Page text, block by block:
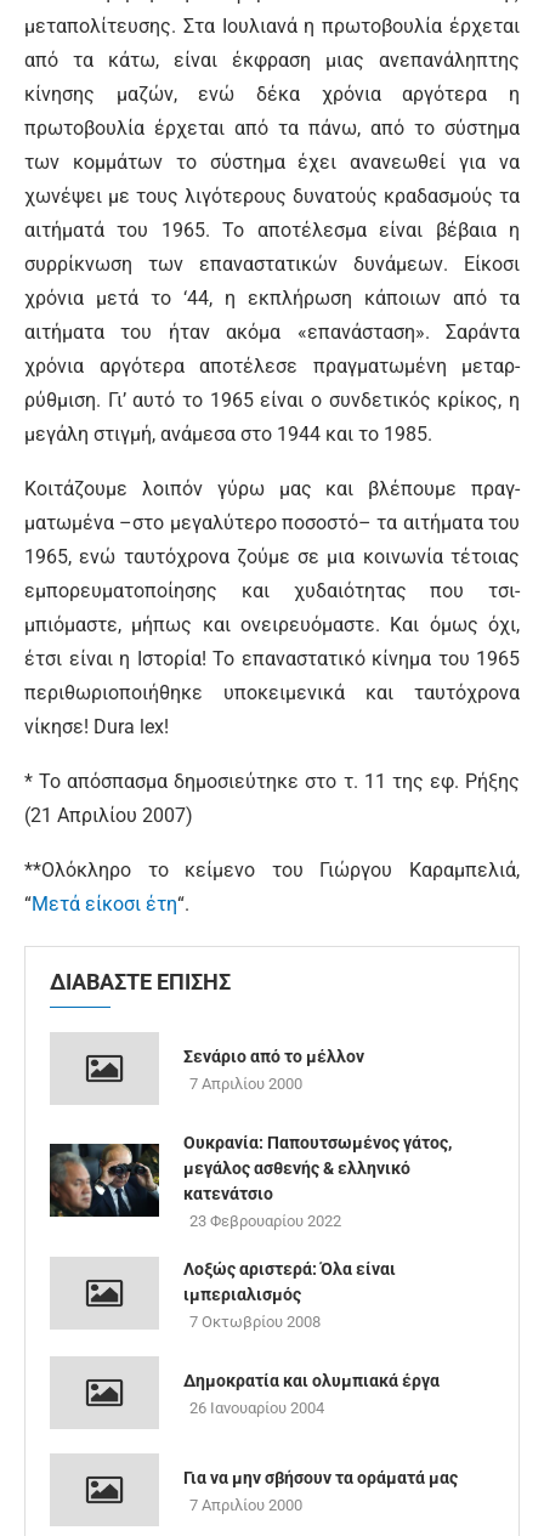
μεταπολίτευσης. Στα Ιουλιανά η πρωτοβουλία έρχεται
από τα κάτω, είναι έκφραση μιας ανεπανάληπτης
κίνησης μαζών, ενώ δέκα χρόνια αργότερα η
πρωτοβουλία έρχεται από τα πάνω, από το σύστημα
των κομμάτων το σύστημα έχει ανανεωθεί για να
χωνέψει με τους λιγότερους δυνατούς κραδασμούς τα
αιτήματά του 1965. Το αποτέλεσμα είναι βέβαια η
συρρίκνωση των επαναστατικών δυνάμεων. Είκοσι
χρόνια μετά το ‘44, η εκπλήρωση κάποιων από τα
αιτήματα του ήταν ακόμα «επανάσταση». Σαράντα
χρόνια αργότερα αποτέλεσε πραγματωμένη μεταρ­
ρύθμιση. Γι’ αυτό το 1965 είναι ο συνδετικός κρίκος, η
μεγάλη στιγμή, ανάμεσα στο 1944 και το 1985.
Κοιτάζουμε λοιπόν γύρω μας και βλέπουμε πραγ­
ματωμένα –στο μεγαλύτερο ποσοστό– τα αιτήματα του
1965, ενώ ταυτόχρονα ζούμε σε μια κοινωνία τέ­τοιας
εμπορευματοποίησης και χυδαιότητας που τσι­
μπιόμαστε, μήπως και ονειρευόμαστε. Και όμως όχι,
έτσι είναι η Ιστορία! Το επαναστατικό κίνημα του 1965
περιθωριοποιήθηκε υποκειμενικά και ταυτό­χρονα
νίκησε! Dura lex!
* Το απόσπασμα δημοσιεύτηκε στο τ. 11 της εφ. Ρήξης
(21 Απριλίου 2007)
**Ολόκληρο το κείμενο του Γιώργου Καραμπελιά,
“Μετά είκοσι έτη“.
ΔΙΑΒΑΣΤΕ ΕΠΙΣΗΣ
Σενάριο από το μέλλον
7 Απριλίου 2000
Ουκρανία: Παπουτσωμένος γάτος,
μεγάλος ασθενής & ελληνικό
κατενάτσιο
23 Φεβρουαρίου 2022
Λοξώς αριστερά: Όλα είναι
ιμπεριαλισμός
7 Οκτωβρίου 2008
Δημοκρατία και ολυμπιακά έργα
26 Ιανουαρίου 2004
Για να μην σβήσουν τα οράματά μας
7 Απριλίου 2000